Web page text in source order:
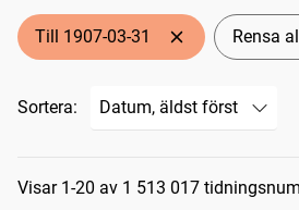
Till 1907-03-31 Rensa
Sortera:
Sökresultat
Visar 1-20 av 1 513 017